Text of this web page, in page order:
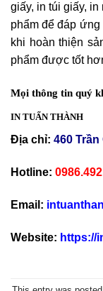
giấy, in túi giấy,
phẩm để đáp
khi hoàn thiện
phẩm được tốt
Mọi thông tin quý
IN TUẤN THÀNH
Địa chỉ: 460
Hotline:
Email:
Website: https://